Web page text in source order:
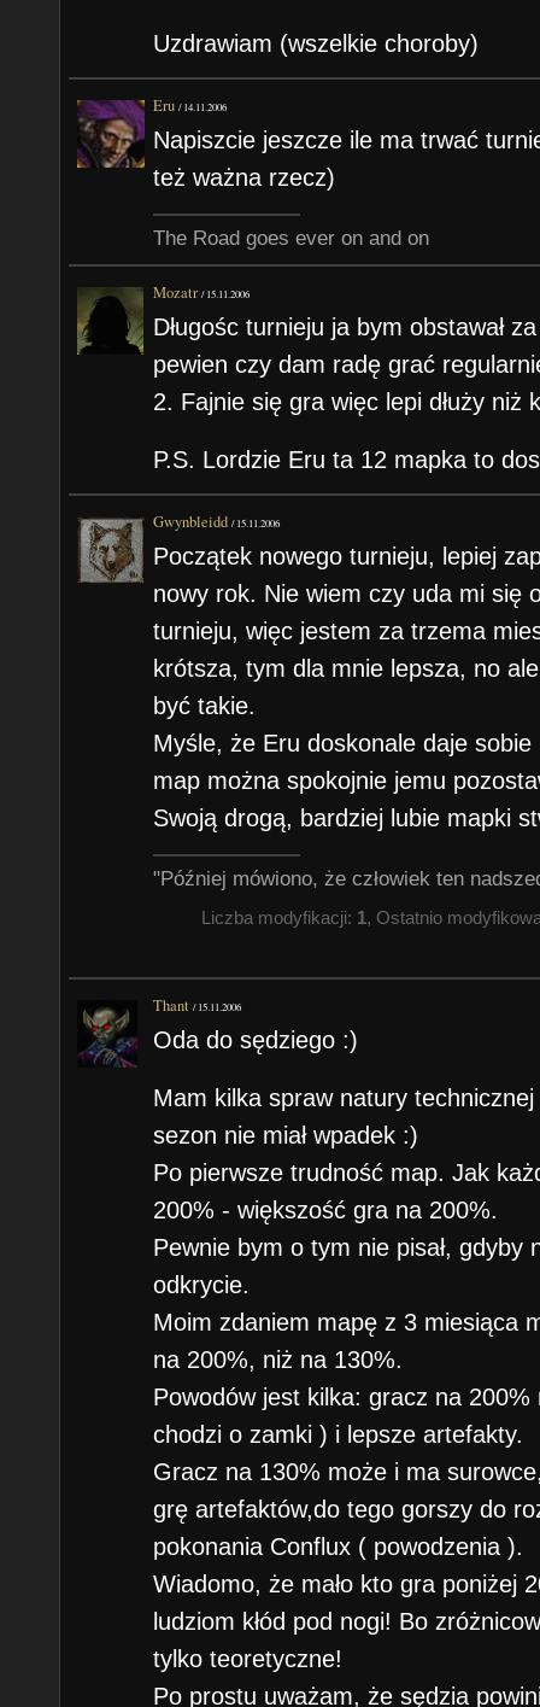
Uzdrawiam (wszelkie choroby)
Eru /14.11.2006
Napiszcie jeszcze ile ma trwać
też ważna rzecz)
The Road goes ever on and on
Mozatr /15.11.2006
Długośc turnieju ja bym obstawał
pewien czy dam radę grać
2. Fajnie się gra więc lepi dłuży niż
P.S. Lordzie Eru ta 12 mapka to
Gwynbleidd /15.11.2006
Początek nowego turnieju, lepiej
nowy rok. Nie wiem czy uda mi się
turnieju, więc jestem za trzema
krótsza, tym dla mnie lepsza, no
być takie.
Myśle, że Eru doskonale daje
map można spokojnie jemu
Swoją drogą, bardziej lubie mapki
"Później mówiono, że człowiek ten
Liczba modyfikacji: 1, Ostatnio
Thant /15.11.2006
Oda do sędziego :)
Mam kilka spraw natury
sezon nie miał wpadek :)
Po pierwsze trudność map. Jak
200% - większość gra na 200%.
Pewnie bym o tym nie pisał,
odkrycie.
Moim zdaniem mapę z 3 miesiąca
na 200%, niż na 130%.
Powodów jest kilka: gracz na 200%
chodzi o zamki ) i lepsze artefakty.
Gracz na 130% może i ma
grę artefaktów,do tego gorszy do
pokonania Conflux ( powodzenia ).
Wiadomo, że mało kto gra poniżej
ludziom kłód pod nogi! Bo
tylko teoretyczne!
Po prostu uważam, że sędzia